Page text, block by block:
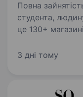
Повна
студента, людину з
це 130+
Так-так, ми
3 дні тому